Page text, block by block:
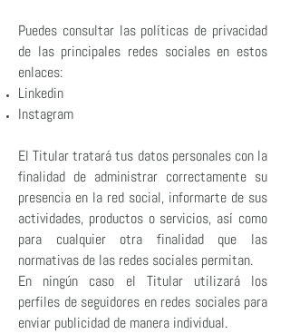
Puedes consultar las políticas de privacidad
de las principales redes sociales en estos
enlaces:
Linkedin
Instagram
El Titular tratará tus datos personales con la
finalidad de administrar correctamente su
presencia en la red social, informarte de sus
actividades, productos o servicios, así como
para cualquier otra finalidad que las
normativas de las redes sociales permitan.
En ningún caso el Titular utilizará los
perfiles de seguidores en redes sociales para
enviar publicidad de manera individual.